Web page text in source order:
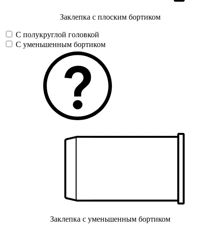
Заклепка с плоским бортиком
С полукруглой головкой
С уменьшенным бортиком
Заклепка с уменьшенным бортиком